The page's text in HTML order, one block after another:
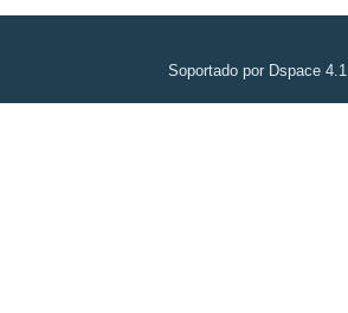
Soportado por Dspace 4.1